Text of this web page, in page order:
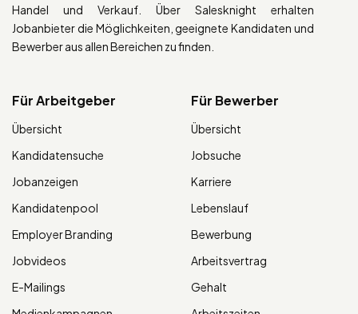
Handel und Verkauf. Über Salesknight erhalten
Jobanbieter die Möglichkeiten, geeignete Kandidaten und
Bewerber aus allen Bereichen zu finden.
Für Arbeitgeber
Übersicht
Kandidatensuche
Jobanzeigen
Kandidatenpool
Employer Branding
Jobvideos
E-Mailings
Für Bewerber
Übersicht
Jobsuche
Karriere
Lebenslauf
Bewerbung
Arbeitsvertrag
Gehalt